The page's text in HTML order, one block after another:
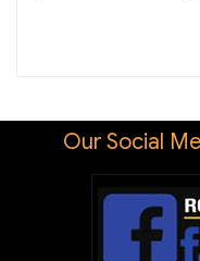
Our Social